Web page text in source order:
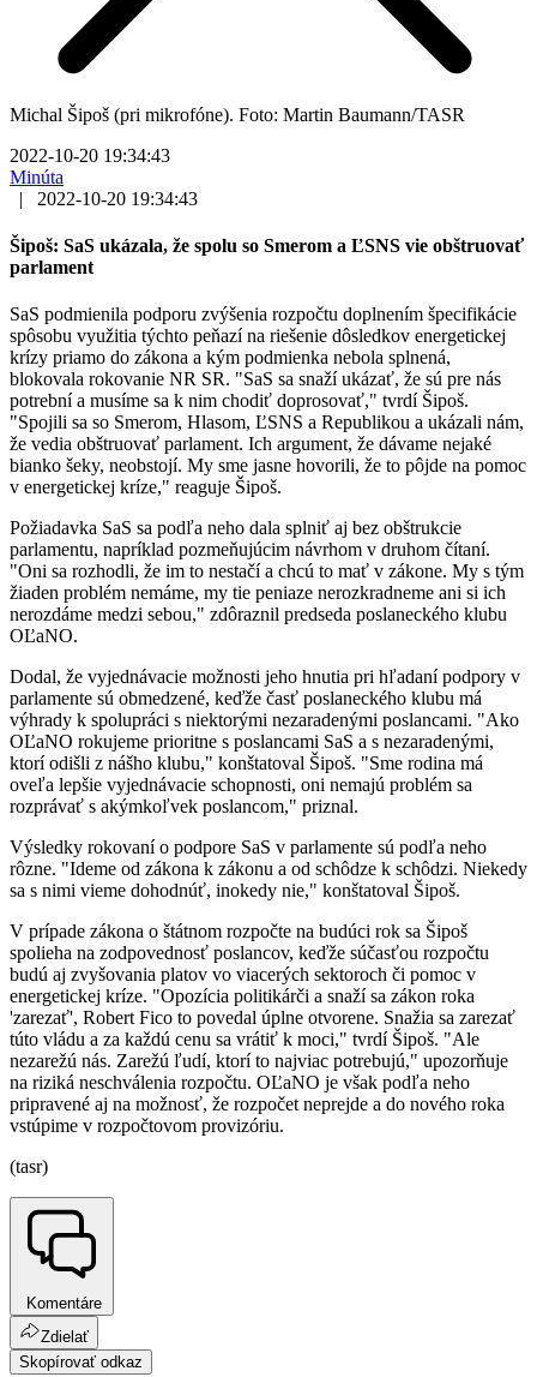
Michal Šipoš (pri mikrofóne). Foto: Martin Baumann/TASR
2022-10-20 19:34:43
Minúta
|
2022-10-20 19:34:43
Šipoš: SaS ukázala, že spolu so Smerom a ĽSNS vie obštruovať
parlament
SaS podmienila podporu zvýšenia rozpočtu doplnením špecifikácie
spôsobu využitia týchto peňazí na riešenie dôsledkov energetickej
krízy priamo do zákona a kým podmienka nebola splnená,
blokovala rokovanie NR SR. "SaS sa snaží ukázať, že sú pre nás
potrební a musíme sa k nim chodiť doprosovať," tvrdí Šipoš.
"Spojili sa so Smerom, Hlasom, ĽSNS a Republikou a ukázali nám,
že vedia obštruovať parlament. Ich argument, že dávame nejaké
bianko šeky, neobstojí. My sme jasne hovorili, že to pôjde na pomoc
v energetickej kríze," reaguje Šipoš.
Požiadavka SaS sa podľa neho dala splniť aj bez obštrukcie
parlamentu, napríklad pozmeňujúcim návrhom v druhom čítaní.
"Oni sa rozhodli, že im to nestačí a chcú to mať v zákone. My s tým
žiaden problém nemáme, my tie peniaze nerozkradneme ani si ich
nerozdáme medzi sebou," zdôraznil predseda poslaneckého klubu
OĽaNO.
Dodal, že vyjednávacie možnosti jeho hnutia pri hľadaní podpory v
parlamente sú obmedzené, keďže časť poslaneckého klubu má
výhrady k spolupráci s niektorými nezaradenými poslancami. "Ako
OĽaNO rokujeme prioritne s poslancami SaS a s nezaradenými,
ktorí odišli z nášho klubu," konštatoval Šipoš. "Sme rodina má
oveľa lepšie vyjednávacie schopnosti, oni nemajú problém sa
rozprávať s akýmkoľvek poslancom," priznal.
Výsledky rokovaní o podpore SaS v parlamente sú podľa neho
rôzne. "Ideme od zákona k zákonu a od schôdze k schôdzi. Niekedy
sa s nimi vieme dohodnúť, inokedy nie," konštatoval Šipoš.
V prípade zákona o štátnom rozpočte na budúci rok sa Šipoš
spolieha na zodpovednosť poslancov, keďže súčasťou rozpočtu
budú aj zvyšovania platov vo viacerých sektoroch či pomoc v
energetickej kríze. "Opozícia politikárči a snaží sa zákon roka
'zarezať', Robert Fico to povedal úplne otvorene. Snažia sa zarezať
túto vládu a za každú cenu sa vrátiť k moci," tvrdí Šipoš. "Ale
nezarežú nás. Zarežú ľudí, ktorí to najviac potrebujú," upozorňuje
na riziká neschválenia rozpočtu. OĽaNO je však podľa neho
pripravené aj na možnosť, že rozpočet neprejde a do nového roka
vstúpime v rozpočtovom provizóriu.
(tasr)
Komentáre
Zdielať
Skopírovať odkaz